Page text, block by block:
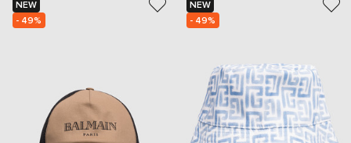
NEW
- 49%
NEW
- 49%